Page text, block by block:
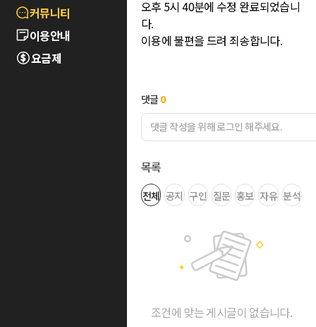
커뮤니티
이용안내
요금제
오후 5시 40분에 수정 완료되었습니
다.
이용에 불편을 드려 죄송합니다.
댓글 0
목록
전체 공지 구인 질문 홍보 자유 분석
조건에 맞는 게시글이 없습니다.